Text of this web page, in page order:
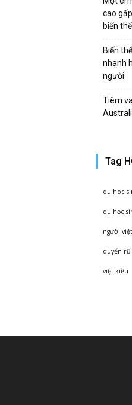
cao
biến
Biến
nhanh
người
Tiêm
Tag
du hoc
du học
người
quyến rũ
việt kiều